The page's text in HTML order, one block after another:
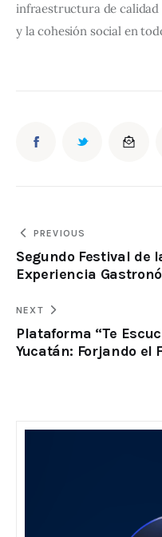
infraestructura de
y la cohesión social en
PREVIOUS
Segundo Festival de
Experiencia
NEXT
Plataforma “Te
Yucatán: Forjando el